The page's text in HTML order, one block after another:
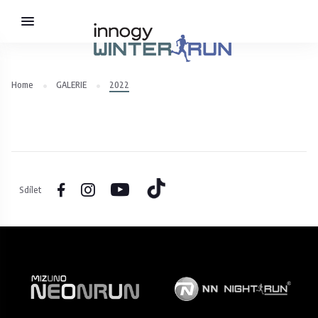
Home GALERIE 2022
Sdílet